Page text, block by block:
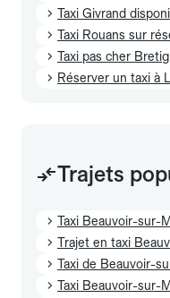
Taxi Givrand
Taxi Rouans sur
Taxi pas cher
Réserver un taxi à
Trajets
Taxi Beauvoir-sur-
Trajet en taxi
Taxi de Beauvoir-
Taxi Beauvoir-sur-